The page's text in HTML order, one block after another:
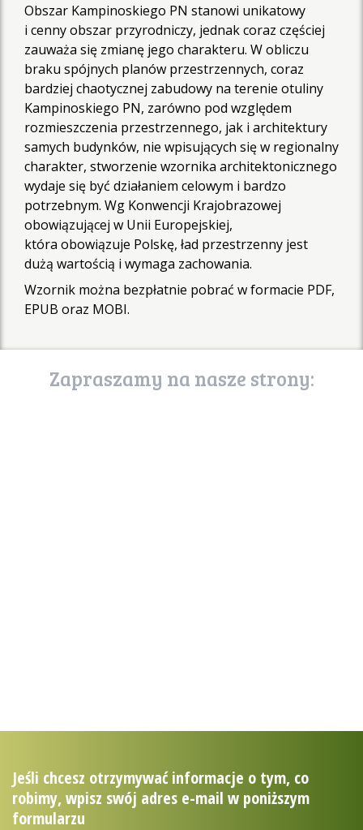
Obszar Kampinoskiego PN stanowi unikatowy
i cenny obszar przyrodniczy, jednak coraz częściej
zauważa się zmianę jego charakteru. W obliczu
braku spójnych planów przestrzennych, coraz
bardziej chaotycznej zabudowy na terenie otuliny
Kampinoskiego PN, zarówno pod względem
rozmieszczenia przestrzennego, jak i architektury
samych budynków, nie wpisujących się w regionalny
charakter, stworzenie wzornika architektonicznego
wydaje się być działaniem celowym i bardzo
potrzebnym. Wg Konwencji Krajobrazowej
obowiązującej w Unii Europejskiej,
która obowiązuje Polskę, ład przestrzenny jest
dużą wartością i wymaga zachowania.
Wzornik można bezpłatnie pobrać w formacie PDF,
EPUB oraz MOBI.
Zapraszamy na nasze strony:
Jeśli chcesz otrzymywać informacje o tym, co
robimy, wpisz swój adres e-mail w poniższym
formularzu